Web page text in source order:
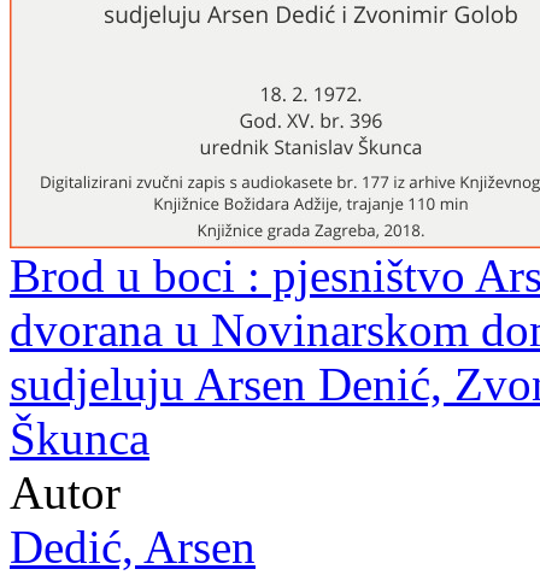
Brod u boci : pjesništvo
dvorana u Novinarskom
sudjeluju Arsen Denić,
Škunca
Autor
Dedić, Arsen